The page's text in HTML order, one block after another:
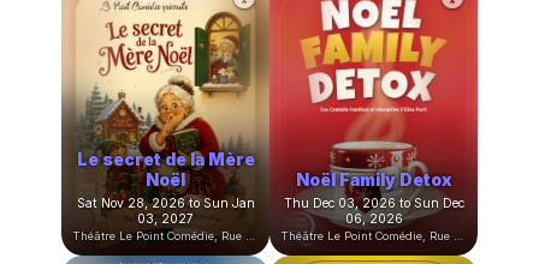
3 femmes au bord de
la crise de mère
La Magie des
Émotions